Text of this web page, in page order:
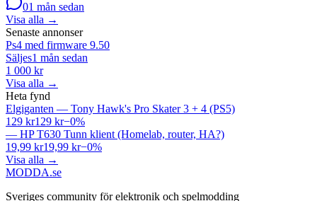
01 mån sedan
Visa alla →
Senaste annonser
Ps4 med firmware 9.50
Säljes1 mån sedan
1 000 kr
Visa alla →
Heta fynd
Elgiganten — Tony Hawk's Pro Skater 3 + 4 (PS5)
129 kr129 kr−0%
— HP T630 Tunn klient (Homelab, router, HA?)
19,99 kr19,99 kr−0%
Visa alla →
MODDA.se
Sveriges community för elektronik och spelmodding